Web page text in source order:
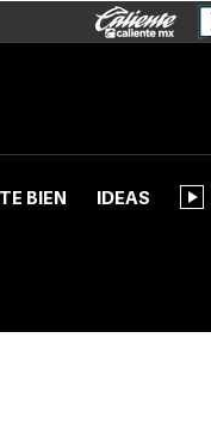
BIEN IDEAS